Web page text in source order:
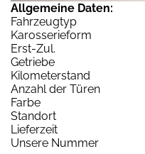
Allgemeine Daten:
Fahrzeugtyp
Karosserieform
Erst-Zul.
Getriebe
Kilometerstand
Anzahl der Türen
Farbe
Standort
Lieferzeit
Unsere Nummer